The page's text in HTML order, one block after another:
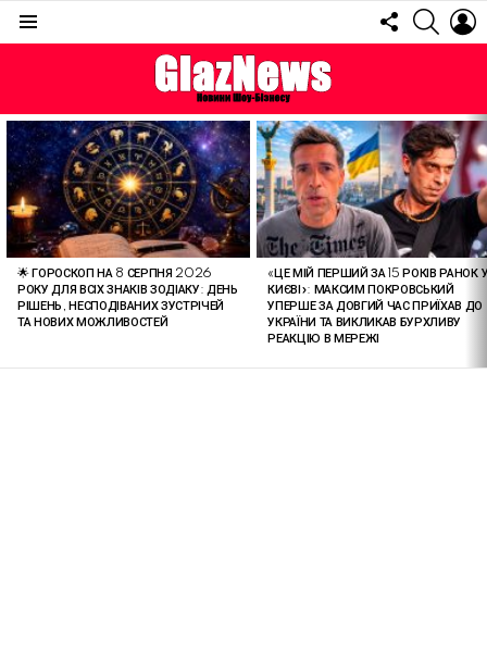
FOLLOW
US
ОСТАННІ
СТАТТІ
🌟 ГОРОСКОП НА 8 СЕРПНЯ 2026
РОКУ ДЛЯ ВСІХ ЗНАКІВ ЗОДІАКУ: ДЕНЬ
РІШЕНЬ, НЕСПОДІВАНИХ ЗУСТРІЧЕЙ
ТА НОВИХ МОЖЛИВОСТЕЙ
«ЦЕ МІЙ ПЕРШИЙ ЗА 15 РОКІВ РАНОК
КИЄВІ»: МАКСИМ ПОКРОВСЬКИЙ
УПЕРШЕ ЗА ДОВГИЙ ЧАС ПРИЇХАВ ДО
УКРАЇНИ ТА ВИКЛИКАВ БУРХЛИВУ
РЕАКЦІЮ В МЕРЕЖІ